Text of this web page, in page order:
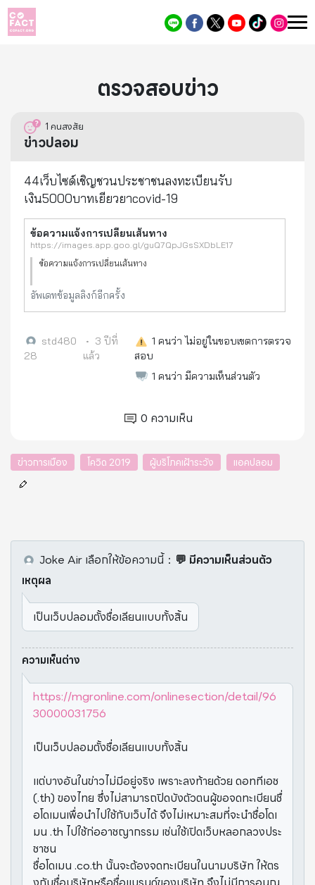
ตรวจสอบข่าว
1 คนสงสัย
ข่าวปลอม
44เว็บไซด์เชิญชวนประชาชนลงทะเบียนรับ
เงิน5000บาทเยียวยาcovid-19
ข้อความแจ้งการเปลี่ยนเส้นทาง
https://images.app.goo.gl/guQ7QpJGsSXDbLE17
ข้อความแจ้งการเปลี่ยนเส้นทาง
อัพเดทข้อมูลลิงก์อีกครั้ง
std480
28
• 3 ปีที่
แล้ว
1 คนว่า ไม่อยู่ในขอบเขตการตรวจ
สอบ
1 คนว่า มีความเห็นส่วนตัว
0 ความเห็น
ข่าวการเมือง โควิด 2019 ผู้บริโภคเฝ้าระวัง แอคปลอม
Joke Air เลือกให้ข้อความนี้： 💬 มีความเห็นส่วนตัว
เหตุผล
เป็นเว็บปลอมตั้งชื่อเลียนแบบทั้งสิ้น
ความเห็นต่าง
https://mgronline.com/onlinesection/detail/96
30000031756
เป็นเว็บปลอมตั้งชื่อเลียนแบบทั้งสิ้น
แต่บางอันในข่าวไม่มีอยู่จริง เพราะลงท้ายด้วย ดอททีเอช
(.th) ของไทย ซึ่งไม่สามารถปิดบังตัวตนผู้ขอจดทะเบียนชื่
อโดเมนเพื่อนำไปใช้กับเว็บได้ จึงไม่เหมาะสมที่จะนำชื่อโดเ
มน .th ไปใช้ก่ออาชญากรรม เช่นใช้เปิดเว็บหลอกลวงประ
ชาชน
ชื่อโดเมน .co.th นั้นจะต้องจดทะเบียนในนามบริษัท ให้ตร